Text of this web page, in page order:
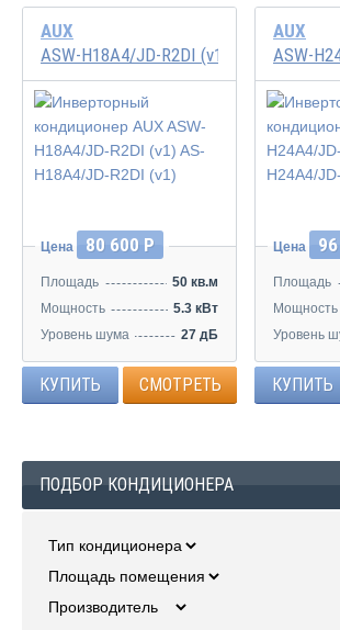
AUX
ASW-H18A4/JD-R2DI (v1) AS-H18A4/
Инвертор
Цена 80 600 Р
Площадь
50 кв.м
Мощность
5.3 кВт
Уровень шума
27 дБ
КУПИТЬ СМОТРЕТЬ
AUX
ASW-
Инвертор
Цена
Площадь
Мощность
Уровень
КУПИТЬ
ПОДБОР КОНДИЦИОНЕРА